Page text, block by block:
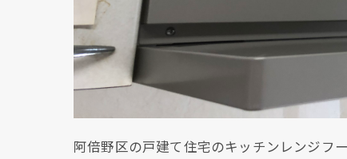
阿倍野区の戸建て住宅のキッチンレンジフ